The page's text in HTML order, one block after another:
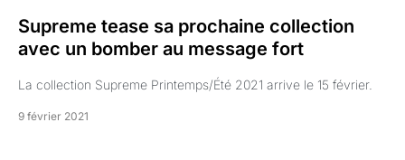
Supreme tease sa prochaine collection
avec un bomber au message fort
La collection Supreme Printemps/Été 2021 arrive le 15 février.
9 février 2021